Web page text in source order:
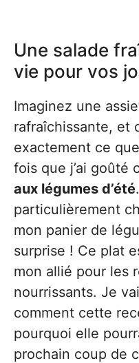
Une salade
vie pour vos
Imaginez une
rafraîchissante, et
exactement ce
fois que j’ai goûté
aux légumes d’été
particulièrement
mon panier de
surprise ! Ce plat
mon allié pour les
nourrissants. Je
comment cette
pourquoi elle
prochain coup de